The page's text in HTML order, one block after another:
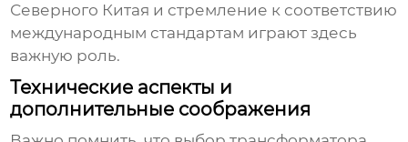
Северного Китая и стремление к соответствию
международным стандартам играют здесь
важную роль.
Технические аспекты и
дополнительные соображения